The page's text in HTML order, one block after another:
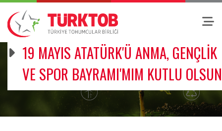
19 MAYIS ATATÜRK'Ü ANMA, GENÇLİK
VE SPOR BAYRAMI'MIM KUTLU OLSUN